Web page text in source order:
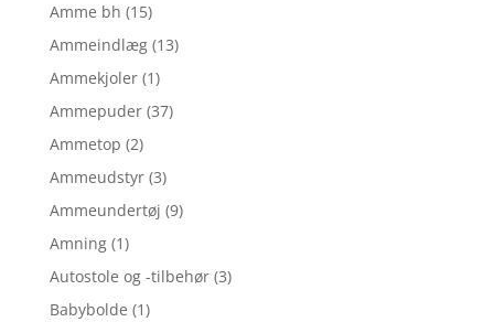
Amme bh (15)
Ammeindlæg (13)
Ammekjoler (1)
Ammepuder (37)
Ammetop (2)
Ammeudstyr (3)
Ammeundertøj (9)
Amning (1)
Autostole og -tilbehør (3)
Babybolde (1)